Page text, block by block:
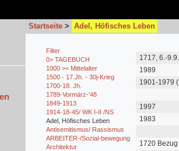
Startseite > Adel, Höfisches Leben
Filter
0> TAGEBUCH
1000 >< Mittelalter
1500 - 17.Jh. - 30j-Krieg
1700-18. Jh.
1789-Vormärz-'48
1849-1913
1914-18-45/ WK I-II /NS
Adel, Höfisches Leben
Antisemitismus/ Rassismus
ARBEITER-/Sozial-bewegung
Architektur
1717, 6.-
1989
1901-1979
1997
1983
1720